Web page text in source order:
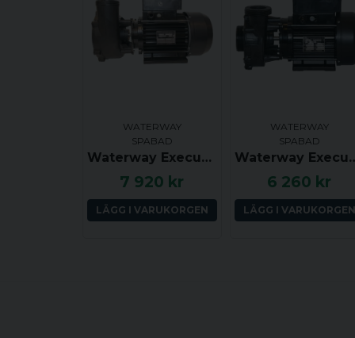
WATERWAY
SPABAD
Waterway Executive Euro, 56F, 2.0 hk, 2 växlar, 2.0x2.0 tum, Sidoutkast, Centrerat insug
7 920 kr
LÄGG I VARUKORGEN
WATERWAY
SPABAD
Waterway Executive Euro, 48F,
6 260 kr
LÄGG I VARUKORGEN